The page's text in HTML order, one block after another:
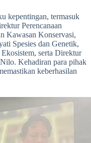
kepentingan, termasuk
Perencanaan
Kawasan Konservasi,
Spesies dan Genetik,
serta Direktur
Kehadiran para pihak
keberhasilan